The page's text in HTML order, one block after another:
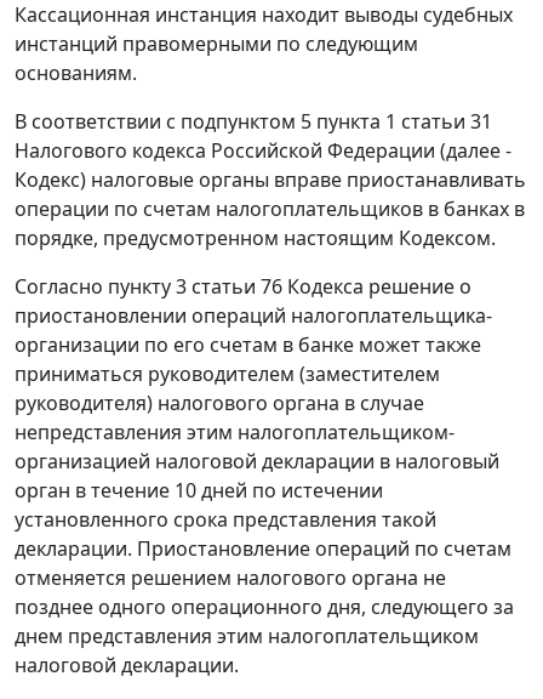
Кассационная инстанция находит выводы судебных
инстанций правомерными по следующим
основаниям.
В соответствии с подпунктом 5 пункта 1 статьи 31
Налогового кодекса Российской Федерации (далее -
Кодекс) налоговые органы вправе приостанавливать
операции по счетам налогоплательщиков в банках в
порядке, предусмотренном настоящим Кодексом.
Согласно пункту 3 статьи 76 Кодекса решение о
приостановлении операций налогоплательщика-
организации по его счетам в банке может также
приниматься руководителем (заместителем
руководителя) налогового органа в случае
непредставления этим налогоплательщиком-
организацией налоговой декларации в налоговый
орган в течение 10 дней по истечении
установленного срока представления такой
декларации. Приостановление операций по счетам
отменяется решением налогового органа не
позднее одного операционного дня, следующего за
днем представления этим налогоплательщиком
налоговой декларации.